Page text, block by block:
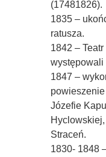
(17481826).
1835 –
ratusza.
1842 –
występowali
1847 –
Józefie
Straceń.
1830- 1848